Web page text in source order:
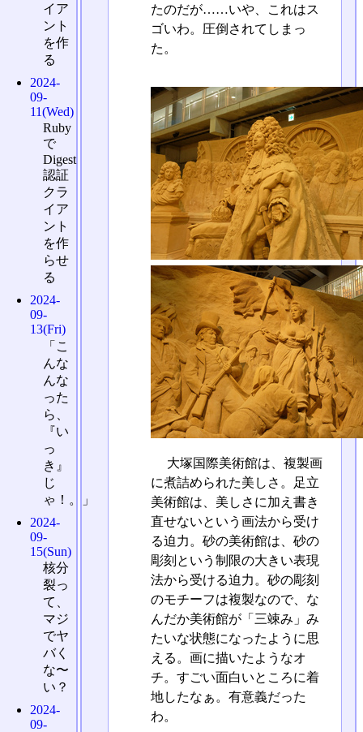
たのだが……いや、これはス
ゴいわ。圧倒されてしまっ
た。
大塚国際美術館は、複製画
に煮詰められた美しさ。足立
美術館は、美しさに加え書き
直せないという画法から受け
る迫力。砂の美術館は、砂の
彫刻という制限の大きい表現
法から受ける迫力。砂の彫刻
のモチーフは複製なので、な
んだか美術館が「三竦み」み
たいな状態になったように思
える。画に描いたようなオ
チ。すごい面白いところに着
地したなぁ。有意義だった
わ。
イア
ント
を作
る
2024-
09-
11(Wed)
Ruby
で
Digest
認証
クラ
イア
ント
を作
らせ
る
2024-
09-
13(Fri)
「こ
んな
んな
った
ら、
『い
っ
き』
じ
ゃ！。」
2024-
09-
15(Sun)
核分
裂っ
て、
マジ
でヤ
バく
な〜
い？
2024-
09-